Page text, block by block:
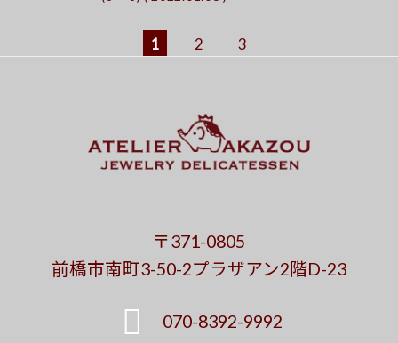
1 2 3
〒371-0805
前橋市南町3-50-2プラザアン2階D-23
070-8392-9992